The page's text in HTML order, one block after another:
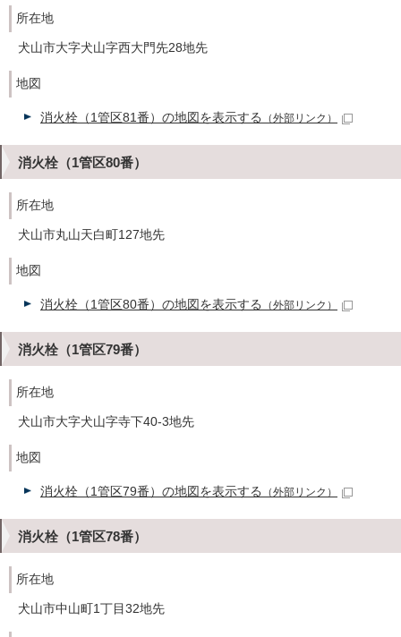
所在地
犬山市大字犬山字西大門先28地先
地図
消火栓（1管区81番）の地図を表示する （外部リンク）
消火栓（1管区80番）
所在地
犬山市丸山天白町127地先
地図
消火栓（1管区80番）の地図を表示する （外部リンク）
消火栓（1管区79番）
所在地
犬山市大字犬山字寺下40-3地先
地図
消火栓（1管区79番）の地図を表示する （外部リンク）
消火栓（1管区78番）
所在地
犬山市中山町1丁目32地先